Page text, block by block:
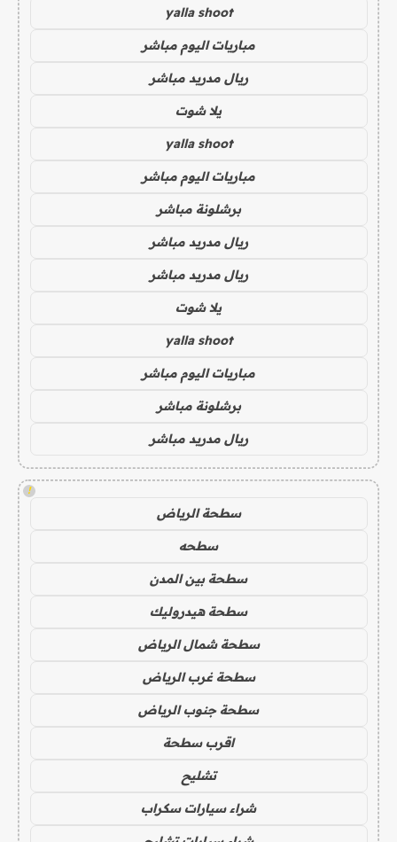
yalla shoot
مباريات اليوم مباشر
ريال مدريد مباشر
يلا شوت
yalla shoot
مباريات اليوم مباشر
برشلونة مباشر
ريال مدريد مباشر
ريال مدريد مباشر
يلا شوت
yalla shoot
مباريات اليوم مباشر
برشلونة مباشر
ريال مدريد مباشر
!
سطحة الرياض
سطحه
سطحة بين المدن
سطحة هيدروليك
سطحة شمال الرياض
سطحة غرب الرياض
سطحة جنوب الرياض
اقرب سطحة
تشليح
شراء سيارات سكراب